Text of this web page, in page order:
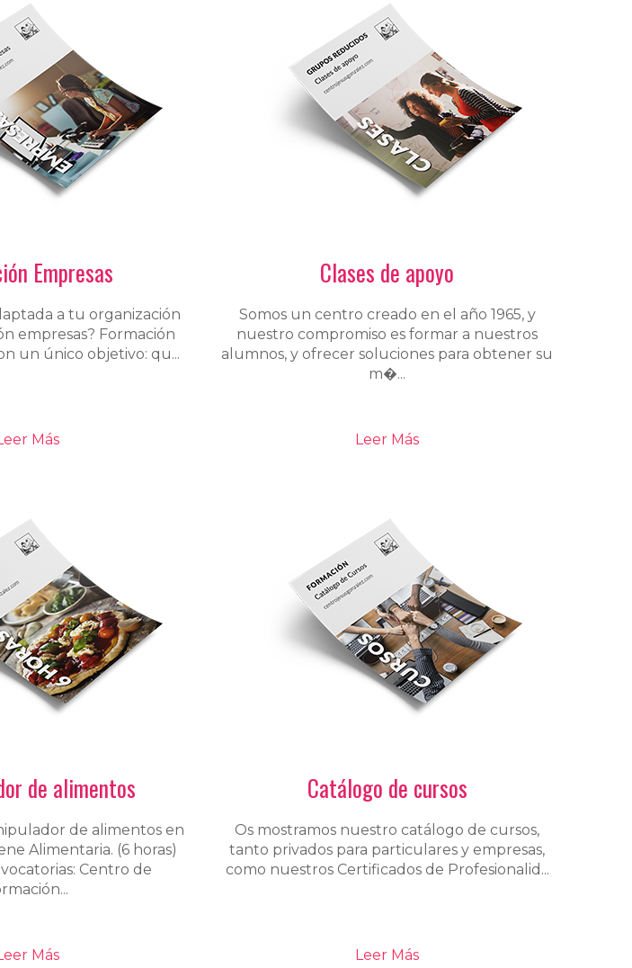
Empresas
a tu organización
empresas? Formación
un único objetivo: qu...
Más
Clases de apoyo
Somos un centro creado en el año 1965, y
nuestro compromiso es formar a nuestros
alumnos, y ofrecer soluciones para obtener su
m�...
Leer Más
de alimentos
de alimentos en
Alimentaria. (6 horas)
Centro de
Más
Catálogo de cursos
Os mostramos nuestro catálogo de cursos,
tanto privados para particulares y empresas,
como nuestros Certificados de Profesionalid...
Leer Más